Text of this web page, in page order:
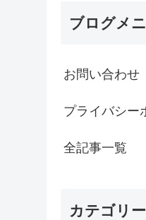
ブログメ
お問い合わせ
プライバシー
全記事一覧
カテゴリー